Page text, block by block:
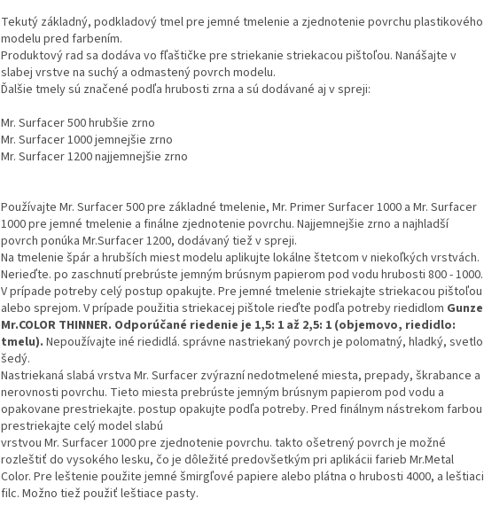
Tekutý základný, podkladový tmel pre jemné tmelenie a zjednotenie povrchu plastikového
modelu pred farbením.
Produktový rad sa dodáva vo fľaštičke pre striekanie striekacou pištoľou. Nanášajte v
slabej vrstve na suchý a odmastený povrch modelu.
Ďalšie tmely sú značené podľa hrubosti zrna a sú dodávané aj v spreji:
Mr. Surfacer 500 hrubšie zrno
Mr. Surfacer 1000 jemnejšie zrno
Mr. Surfacer 1200 najjemnejšie zrno
Používajte Mr. Surfacer 500 pre základné tmelenie, Mr. Primer Surfacer 1000 a Mr. Surfacer
1000 pre jemné tmelenie a finálne zjednotenie povrchu. Najjemnejšie zrno a najhladší
povrch ponúka Mr.Surfacer 1200, dodávaný tiež v spreji.
Na tmelenie špár a hrubších miest modelu aplikujte lokálne štetcom v niekoľkých vrstvách.
Nerieďte. po zaschnutí prebrúste jemným brúsnym papierom pod vodu hrubosti 800 - 1000.
V prípade potreby celý postup opakujte. Pre jemné tmelenie striekajte striekacou pištoľou
alebo sprejom. V prípade použitia striekacej pištole rieďte podľa potreby riedidlom Gunze
Mr.COLOR THINNER. Odporúčané riedenie je 1,5: 1 až 2,5: 1 (objemovo, riedidlo:
tmelu). Nepoužívajte iné riedidlá. správne nastriekaný povrch je polomatný, hladký, svetlo
šedý.
Nastriekaná slabá vrstva Mr. Surfacer zvýrazní nedotmelené miesta, prepady, škrabance a
nerovnosti povrchu. Tieto miesta prebrúste jemným brúsnym papierom pod vodu a
opakovane prestriekajte. postup opakujte podľa potreby. Pred finálnym nástrekom farbou
prestriekajte celý model slabú
vrstvou Mr. Surfacer 1000 pre zjednotenie povrchu. takto ošetrený povrch je možné
rozleštiť do vysokého lesku, čo je dôležité predovšetkým pri aplikácii farieb Mr.Metal
Color. Pre leštenie použite jemné šmirgľové papiere alebo plátna o hrubosti 4000, a leštiaci
filc. Možno tiež použiť leštiace pasty.